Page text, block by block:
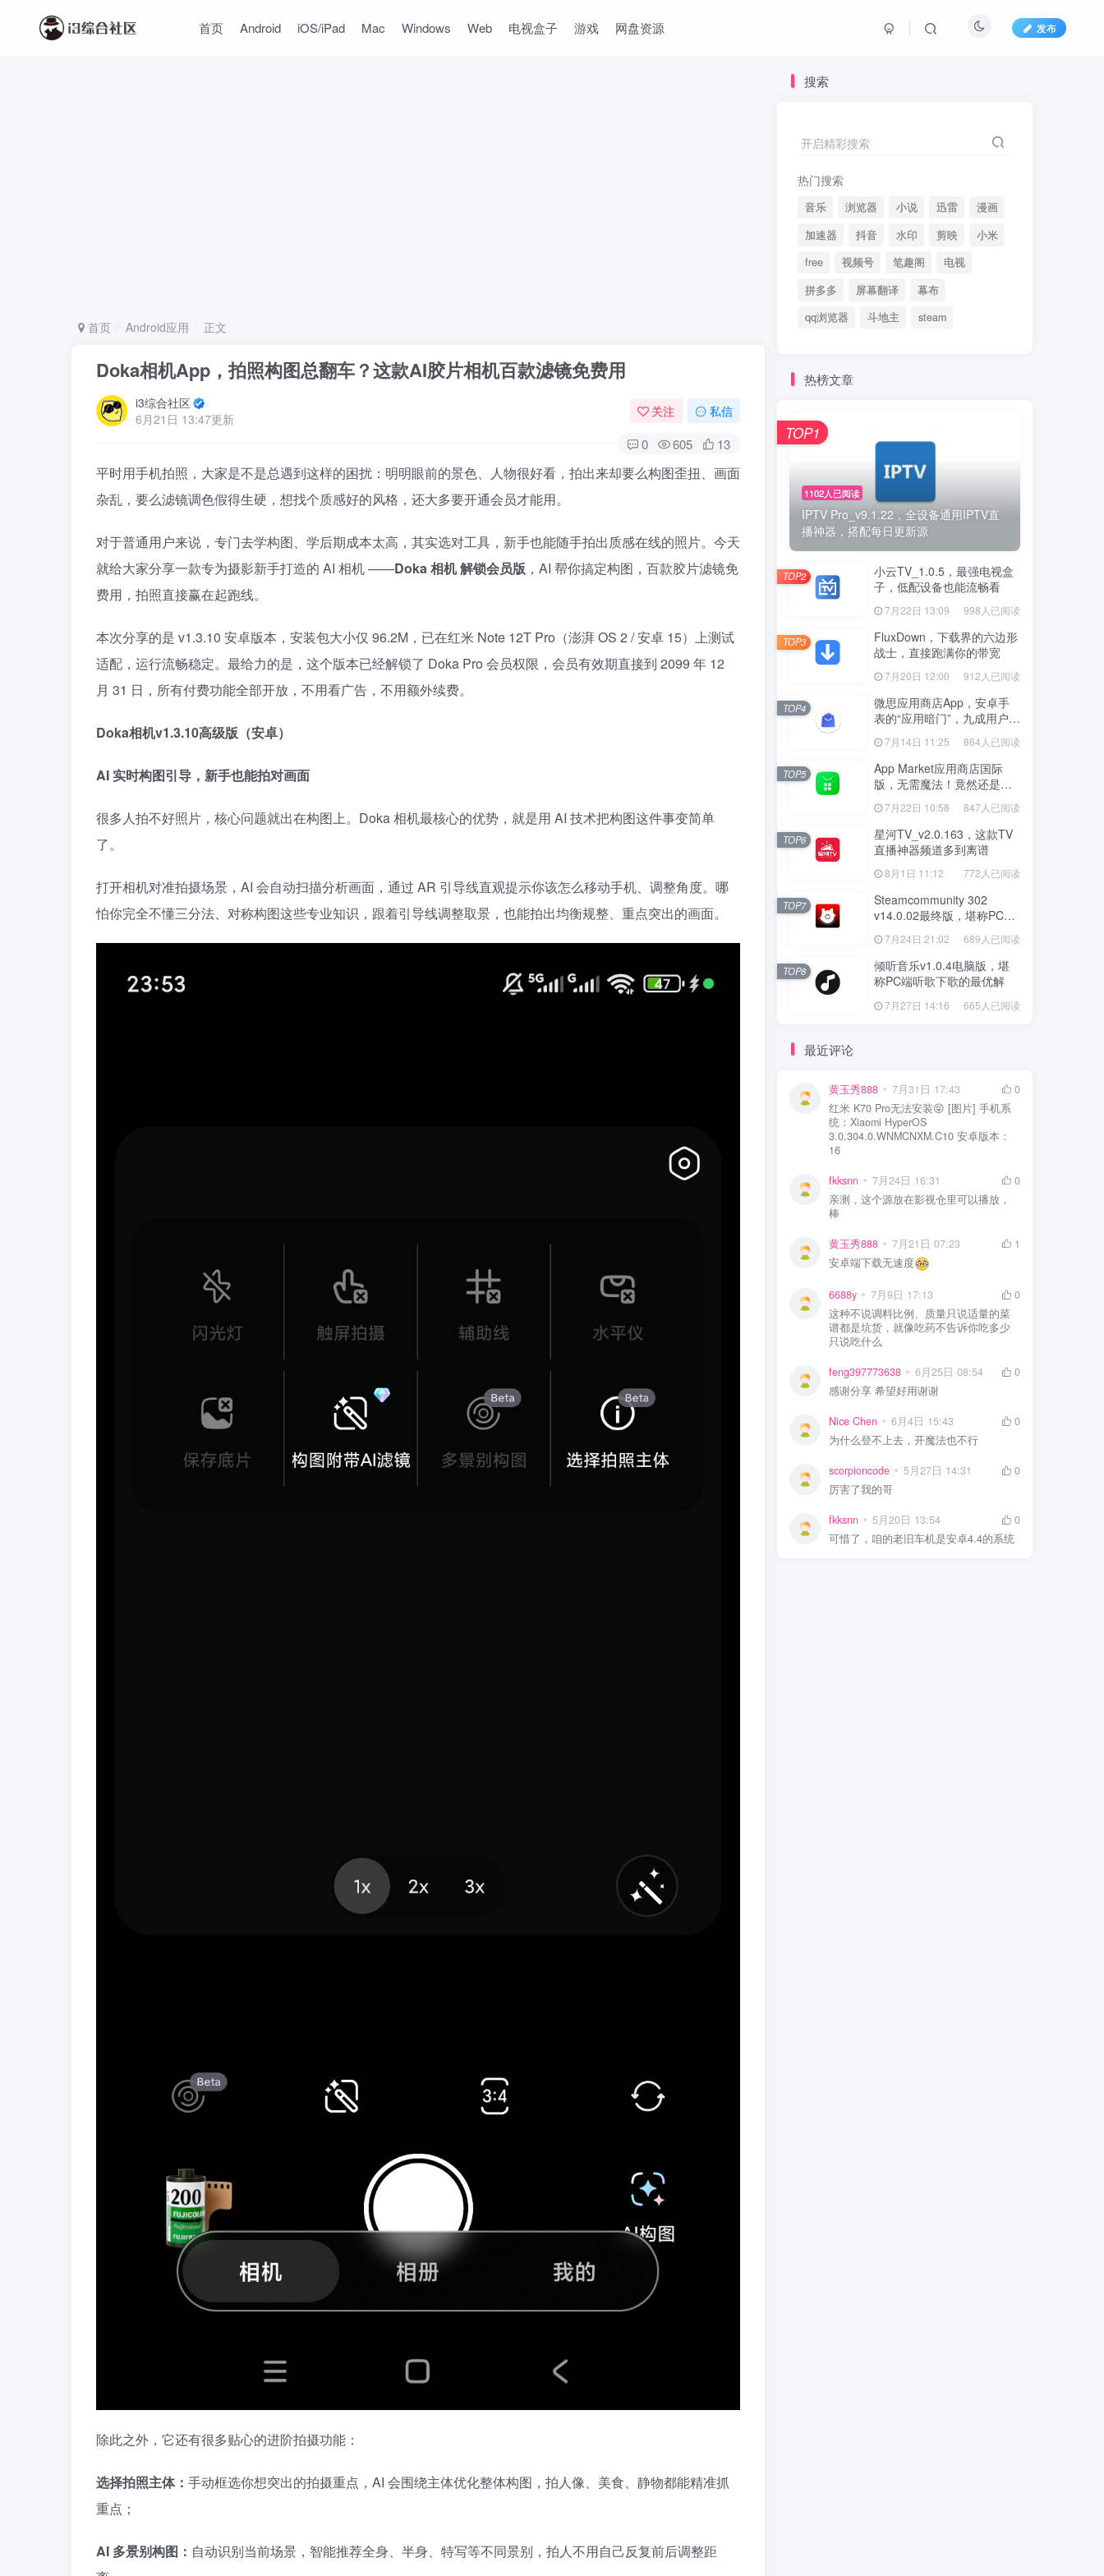
首页 Android iOS/iPad Mac Windows Web 电视盒子 游戏 网盘资源 发布
首页 Android应用 正文
Doka相机App，拍照构图总翻车？这款AI胶片相机百款滤镜免费用
i3综合社区
6月21日 13:47更新
关注 私信
0 605 13
平时用手机拍照，大家是不是总遇到这样的困扰：明明眼前的景色、人物很好看，拍出来却要么构图歪扭、画面
杂乱，要么滤镜调色假得生硬，想找个质感好的风格，还大多要开通会员才能用。
对于普通用户来说，专门去学构图、学后期成本太高，其实选对工具，新手也能随手拍出质感在线的照片。今天
就给大家分享一款专为摄影新手打造的 AI 相机 ——Doka 相机 解锁会员版 ，AI 帮你搞定构图，百款胶片滤镜免
费用，拍照直接赢在起跑线。
本次分享的是 v1.3.10 安卓版本，安装包大小仅 96.2M，已在红米 Note 12T Pro（澎湃 OS 2 / 安卓 15）上测试
适配，运行流畅稳定。最给力的是，这个版本已经解锁了 Doka Pro 会员权限，会员有效期直接到 2099 年 12
月 31 日，所有付费功能全部开放，不用看广告，不用额外续费。
Doka相机v1.3.10高级版（安卓）
AI 实时构图引导，新手也能拍对画面
很多人拍不好照片，核心问题就出在构图上。Doka 相机最核心的优势，就是用 AI 技术把构图这件事变简单
了。
打开相机对准拍摄场景，AI 会自动扫描分析画面，通过 AR 引导线直观提示你该怎么移动手机、调整角度。哪
怕你完全不懂三分法、对称构图这些专业知识，跟着引导线调整取景，也能拍出均衡规整、重点突出的画面。
除此之外，它还有很多贴心的进阶拍摄功能：
选择拍照主体： 手动框选你想突出的拍摄重点，AI 会围绕主体优化整体构图，拍人像、美食、静物都能精准抓
重点；
AI 多景别构图： 自动识别当前场景，智能推荐全身、半身、特写等不同景别，拍人不用自己反复前后调整距
搜索
开启精彩搜索
热门搜索
音乐 浏览器 小说 迅雷
漫画
加速器
抖音 水印 剪映
小米
free
视频号 笔趣阁
电视
拼多多
屏幕翻译
幕布
qq浏览器
斗地主 steam
热榜文章
1102人已阅读
IPTV Pro_v9.1.22，全设备通用IPTV直
播神器，搭配每日更新源
TOP1
小云TV_1.0.5，最强电视盒
子，低配设备也能流畅看
7月22日 13:09 998人已阅读
TOP2
FluxDown，下载界的六边形
战士，直接跑满你的带宽
7月20日 12:00 912人已阅读
TOP3
微思应用商店App，安卓手
表的“应用暗门”，九成用户还
没发现
7月14日 11:25 864人已阅读
TOP4
App Market应用商店国际
版，无需魔法！竟然还是大
厂出品？
7月22日 10:58 847人已阅读
TOP5
星河TV_v2.0.163，这款TV
直播神器频道多到离谱
8月1日 11:12 772人已阅读
TOP6
Steamcommunity 302
v14.0.02最终版，堪称PC玩
家必备的网络工具箱
7月24日 21:02 689人已阅读
TOP7
倾听音乐v1.0.4电脑版，堪
称PC端听歌下歌的最优解
7月27日 14:16 665人已阅读
TOP8
最近评论
黄玉秀888 7月31日 17:43
0
红米 K70 Pro无法安装😝 [图片] 手机系
统：Xiaomi HyperOS
3.0.304.0.WNMCNXM.C10 安卓版本：
16
fkksnn 7月24日 16:31
0
亲测，这个源放在影视仓里可以播放，
棒
黄玉秀888 7月21日 07:23
1
安卓端下载无速度
6688y 7月9日 17:13
0
这种不说调料比例、质量只说适量的菜
谱都是坑货，就像吃药不告诉你吃多少
只说吃什么
feng397773638 6月25日 08:54
0
感谢分享 希望好用谢谢
Nice Chen 6月4日 15:43
0
为什么登不上去，开魔法也不行
scorpioncode 5月27日 14:31
0
厉害了我的哥
fkksnn 5月20日 13:54
0
可惜了，咱的老旧车机是安卓4.4的系统